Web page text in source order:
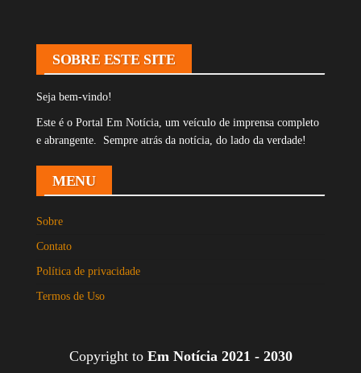
SOBRE ESTE SITE
Seja bem-vindo!
Este é o Portal Em Notícia, um veículo de imprensa completo
e abrangente. Sempre atrás da notícia, do lado da verdade!
MENU
Sobre
Contato
Política de privacidade
Termos de Uso
Copyright to Em Notícia 2021 - 2030